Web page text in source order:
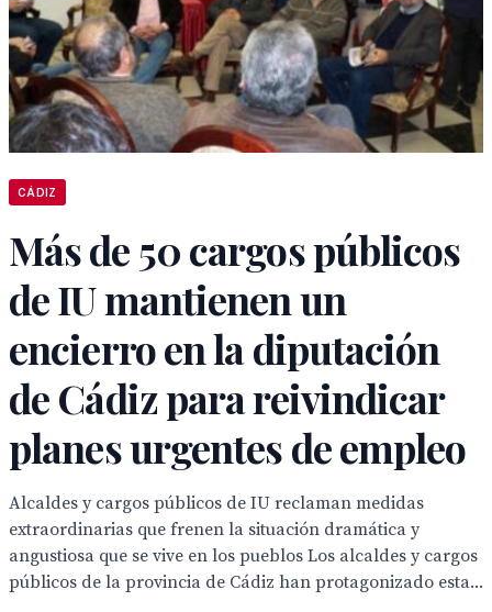
CÁDIZ
Más de 50 cargos públicos
de IU mantienen un
encierro en la diputación
de Cádiz para reivindicar
planes urgentes de empleo
Alcaldes y cargos públicos de IU reclaman medidas
extraordinarias que frenen la situación dramática y
angustiosa que se vive en los pueblos Los alcaldes y cargos
públicos de la provincia de Cádiz han protagonizado esta...